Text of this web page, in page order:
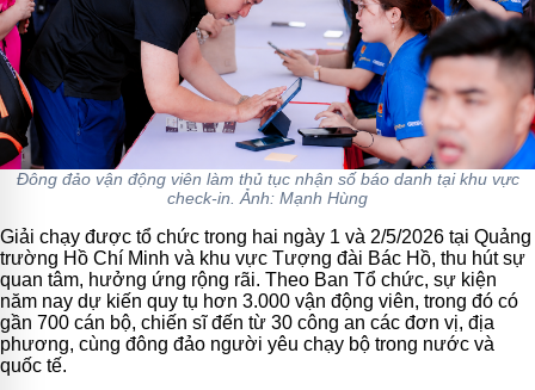
Đông đảo vận động viên làm thủ tục nhận số báo danh tại khu vực
check-in. Ảnh: Mạnh Hùng
Giải chạy được tổ chức trong hai ngày 1 và 2/5/2026 tại Quảng
trường Hồ Chí Minh và khu vực Tượng đài Bác Hồ, thu hút sự
quan tâm, hưởng ứng rộng rãi. Theo Ban Tổ chức, sự kiện
năm nay dự kiến quy tụ hơn 3.000 vận động viên, trong đó có
gần 700 cán bộ, chiến sĩ đến từ 30 công an các đơn vị, địa
phương, cùng đông đảo người yêu chạy bộ trong nước và
quốc tế.